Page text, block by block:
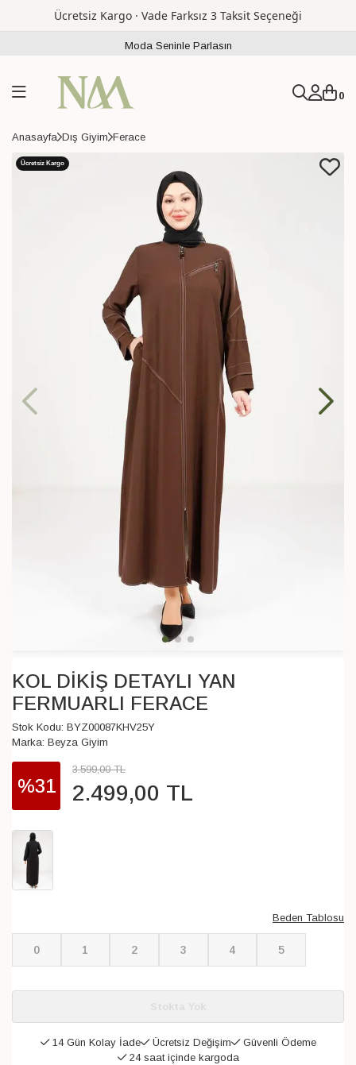
Ücretsiz Kargo · Vade Farksız 3 Taksit Seçeneği
Moda Seninle Parlasın
0
Anasayfa Dış Giyim Ferace
Ücretsiz Kargo
KOL DİKİŞ DETAYLI YAN
FERMUARLI FERACE
Stok Kodu: BYZ00087KHV25Y
Marka: Beyza Giyim
%31
3.599,00 TL
2.499,00 TL
Beden Tablosu
0 1 2 3 4 5
14 Gün Kolay İade Ücretsiz Değişim
Güvenli Ödeme
24 saat içinde kargoda